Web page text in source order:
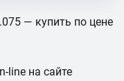
— купить по цене
line на сайте